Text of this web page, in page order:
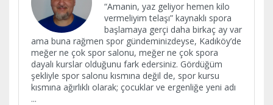
“Amanin, yaz geliyor hemen kilo
vermeliyim telaşı” kaynaklı spora
başlamaya gerçi daha birkaç ay var
ama buna rağmen spor gündeminizdeyse, Kadıköy’de
meğer ne çok spor salonu, meğer ne çok spora
dayalı kurslar olduğunu fark edersiniz. Gördüğüm
şekliyle spor salonu kısmına değil de, spor kursu
kısmına ağırlıklı olarak; çocuklar ve ergenliğe yeni adı
...